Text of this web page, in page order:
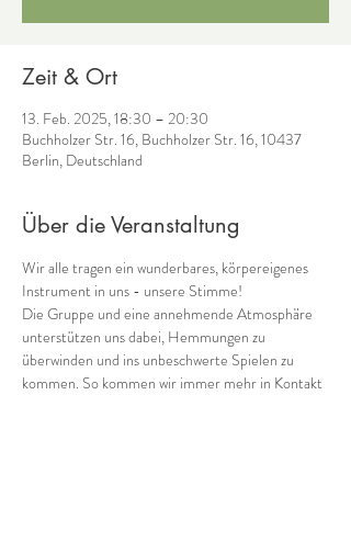
Zeit & Ort
13. Feb. 2025, 18:30 – 20:30
Buchholzer Str. 16, Buchholzer Str. 16, 10437
Berlin, Deutschland
Über die Veranstaltung
Wir alle tragen ein wunderbares, körpereigenes
Instrument in uns - unsere Stimme!
Die Gruppe und eine annehmende Atmosphäre
unterstützen uns dabei, Hemmungen zu
überwinden und ins unbeschwerte Spielen zu
kommen. So kommen wir immer mehr in Kontakt